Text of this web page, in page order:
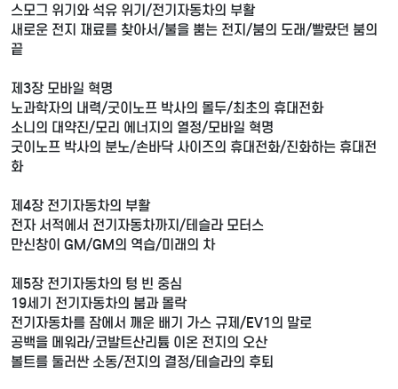
스모그 위기와 석유 위기/전기자동차의 부활
새로운 전지 재료를 찾아서/불을 뿜는 전지/붐의 도래/빨랐던 붐의
끝
제3장 모바일 혁명
노과학자의 내력/굿이노프 박사의 몰두/최초의 휴대전화
소니의 대약진/모리 에너지의 열정/모바일 혁명
굿이노프 박사의 분노/손바닥 사이즈의 휴대전화/진화하는 휴대전
화
제4장 전기자동차의 부활
전자 서적에서 전기자동차까지/테슬라 모터스
만신창이 GM/GM의 역습/미래의 차
제5장 전기자동차의 텅 빈 중심
19세기 전기자동차의 붐과 몰락
전기자동차를 잠에서 깨운 배기 가스 규제/EV1의 말로
공백을 메워라/코발트산리튬 이온 전지의 오산
볼트를 둘러싼 소동/전지의 결정/테슬라의 후퇴